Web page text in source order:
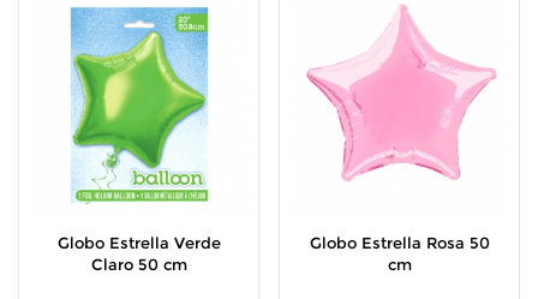
Globo Estrella Verde
Claro 50 cm
Globo Estrella Rosa 50
cm